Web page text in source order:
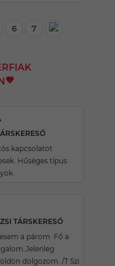
6 7
kapcsolatot
Hűséges típus
TÁRSKERESŐ
a párom. Fő a
dolgozom. /T Szi